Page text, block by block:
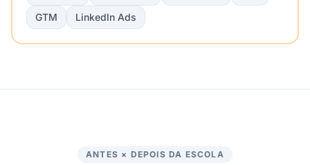
GTM
LinkedIn Ads
ANTES × DEPOIS DA ESCOLA